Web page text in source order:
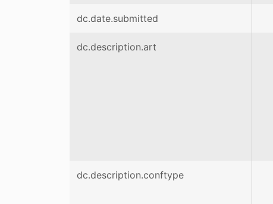
dc.date.submitted
dc.description.art
dc.description.conftype